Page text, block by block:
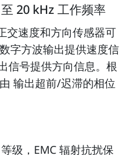
20 kHz 工作频率
交速度和方向传感器可
字方波输出提供速度信
信号提供方向信息。根
输出超前/迟滞的相位
级，EMC 辐射抗扰保